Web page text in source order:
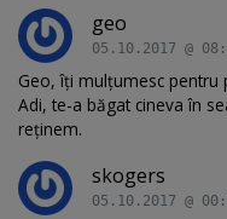
geo
05.10.2017 @
Geo, îți mulțumesc pentru
Adi, te-a băgat cineva în
reținem.
skogers
05.10.2017 @